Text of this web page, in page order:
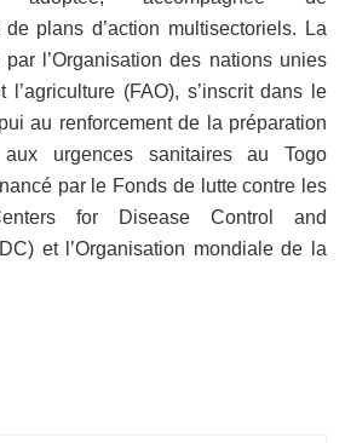
plans d’action multisectoriels. La
l’Organisation des nations unies
l’agriculture (FAO), s’inscrit dans le
au renforcement de la préparation
urgences sanitaires au Togo
par le Fonds de lutte contre les
for Disease Control and
et l’Organisation mondiale de la